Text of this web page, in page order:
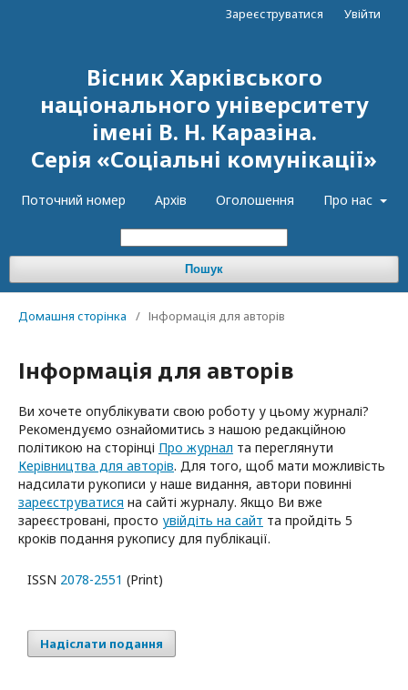
Вісник Харківського
національного університету
імені В. Н. Каразіна.
Серія «Соціальні комунікації»
Поточний номер Архів Оголошення Про нас
Пошук
Зареєструватися Увійти
Домашня сторінка / Інформація для авторів
Інформація для авторів
Ви хочете опублікувати свою роботу у цьому журналі?
Рекомендуємо ознайомитись з нашою редакційною
політикою на сторінці Про журнал та переглянути
Керівництва для авторів. Для того, щоб мати можливість
надсилати рукописи у наше видання, автори повинні
зареєструватися на сайті журналу. Якщо Ви вже
зареєстровані, просто увійдіть на сайт та пройдіть 5
кроків подання рукопису для публікації.
ISSN 2078-2551 (Print)
Надіслати подання